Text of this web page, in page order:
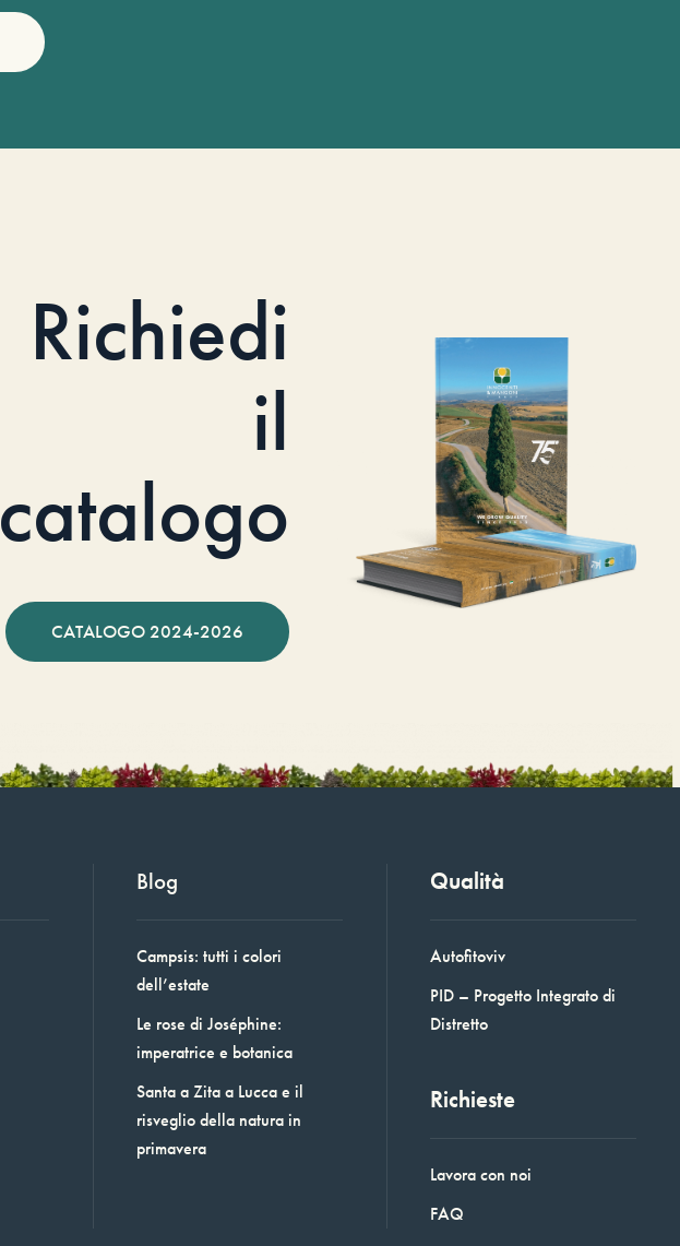
Richiedi
il
catalogo
CATALOGO 2024-2026
Blog
Campsis: tutti i colori
dell’estate
Le rose di Joséphine:
imperatrice e botanica
Santa a Zita a Lucca e il
risveglio della natura in
primavera
Qualità
Autofitoviv
PID – Progetto Integrato di
Distretto
Richieste
Lavora con noi
FAQ